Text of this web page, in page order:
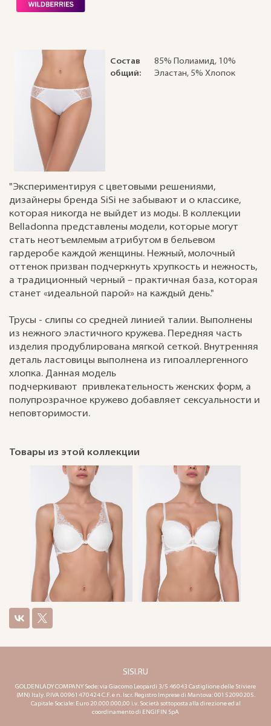
Состав
общий:
85% Полиамид, 10%
Эластан, 5% Хлопок
"Экспериментируя с цветовыми решениями,
дизайнеры бренда SiSi не забывают и о классике,
которая никогда не выйдет из моды. В коллекции
Belladonna представлены модели, которые могут
стать неотъемлемым атрибутом в бельевом
гардеробе каждой женщины. Нежный, молочный
оттенок призван подчеркнуть хрупкость и нежность,
а традиционный черный – практичная база, которая
станет «идеальной парой» на каждый день."
Трусы - слипы со средней линией талии. Выполнены
из нежного эластичного кружева. Передняя часть
изделия продублирована мягкой сеткой. Внутренняя
деталь ластовицы выполнена из гипоаллергенного
хлопка. Данная модель
подчеркивают привлекательность женских форм, а
полупрозрачное кружево добавляет сексуальности и
неповторимости.
Товары из этой коллекции
SISI.RU
GOLDENLADY COMPANY Sede: via Giacomo Leopardi 3/5 46043 Castiglione delle Stiviere
(MN) Italy. P.IVA 00961470424 C.F. e n. Iscr. Registro Imprese di Mantova: 00152090205.
Capitale Sociale: Euro 20.000.000,00 i.v. Società sottoposta alla direzione ed al
coordinamento di ENGIFIN SpA